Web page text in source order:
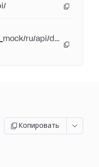
ru/api/digital-
Копировать